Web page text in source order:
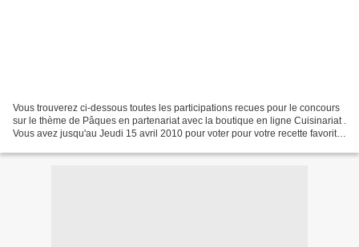
Vous trouverez ci-dessous toutes les participations recues pour le concours
sur le thème de Pâques en partenariat avec la boutique en ligne Cuisinariat .
Vous avez jusqu'au Jeudi 15 avril 2010 pour voter pour votre recette favorite: